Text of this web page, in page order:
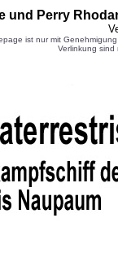
und Perry
ist nur mit
Verlinkung sind